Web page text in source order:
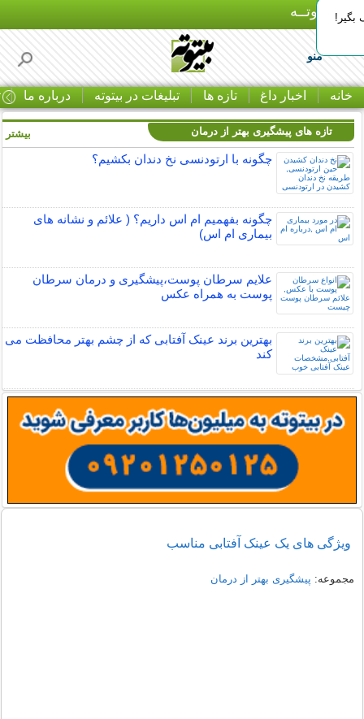
بـیتوتــه
منو
خانه اخبار داغ تازه ها تبلیغات در بیتوته درباره ما
تازه های پیشگیری بهتر از درمان
چگونه با ارتودنسی نخ دندان بکشیم؟
چگونه بفهمیم ام اس داریم؟ ( علائم و نشانه های
بیماری ام اس)
علایم سرطان پوست،پیشگیری و درمان سرطان
پوست به همراه عکس
بهترین برند عینک آفتابی که از چشم بهتر محافظت می
کند
بیشتر
ویژگی های یک عینک آفتابی مناسب
مجموعه: پیشگیری بهتر از درمان